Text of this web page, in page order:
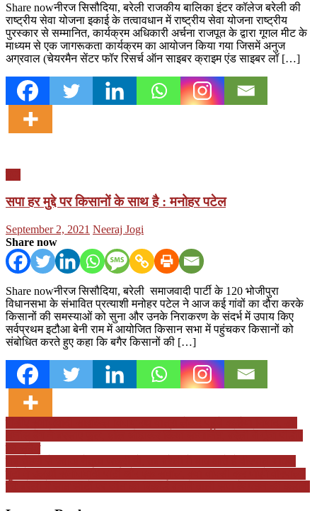
Share nowनीरज सिसौदिया, बरेली राजकीय बालिका इंटर कॉलेज बरेली की
राष्ट्रीय सेवा योजना इकाई के तत्वावधान में राष्ट्रीय सेवा योजना राष्ट्रीय
पुरस्कार से सम्मानित, कार्यक्रम अधिकारी अर्चना राजपूत के द्वारा गूगल मीट के
माध्यम से एक जागरूकता कार्यक्रम का आयोजन किया गया जिसमें अनुज
अग्रवाल (चेयरमैन सेंटर फॉर रिसर्च ऑन साइबर क्राइम एंड साइबर लॉ […]
सपा हर मुद्दे पर किसानों के साथ है : मनोहर पटेल
Posted
on
September 2, 2021 Author
Neeraj Jogi
Share now
Share nowनीरज सिसौदिया, बरेली समाजवादी पार्टी के 120 भोजीपुरा
विधानसभा के संभावित प्रत्याशी मनोहर पटेल ने आज कई गांवों का दौरा करके
किसानों की समस्याओं को सुना और उनके निराकरण के संदर्भ में उपाय किए
सर्वप्रथम इटौआ बेनी राम में आयोजित किसान सभा में पहुंचकर किसानों को
संबोधित करते हुए कहा कि बगैर किसानों की […]
Post
navigation